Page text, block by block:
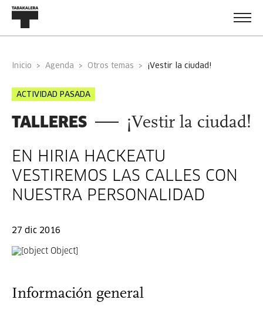
Inicio Agenda Otros temas ¡vestir la ciudad!
ACTIVIDAD PASADA
TALLERES ¡Vestir la ciudad!
EN HIRIA HACKEATU
VESTIREMOS LAS CALLES CON
NUESTRA PERSONALIDAD
27 dic 2016
Información general